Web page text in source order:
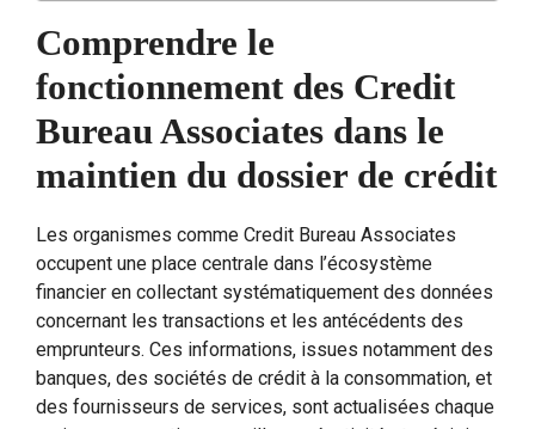
Comprendre le
fonctionnement des Credit
Bureau Associates dans le
maintien du dossier de crédit
Les organismes comme Credit Bureau Associates
occupent une place centrale dans l’écosystème
financier en collectant systématiquement des données
concernant les transactions et les antécédents des
emprunteurs. Ces informations, issues notamment des
banques, des sociétés de crédit à la consommation, et
des fournisseurs de services, sont actualisées chaque